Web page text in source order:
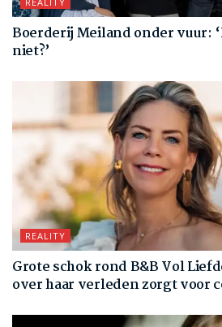
Boerderij Meiland onder vuur:
niet?’
REALITY
Grote schok rond B&B Vol
over haar verleden zorgt voor